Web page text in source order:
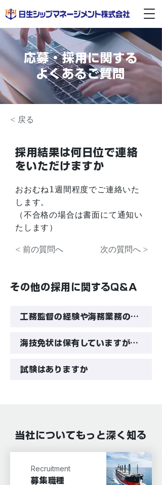
応募・採用に関する
よくあるご質問
< 戻る
採用結果は何日位で連絡
をいただけますか
おおむね1週間程度でご連絡いた
します。
（不合格の場合は書面にて通知い
たします）
< 前の質問へ 次の質問へ >
その他の採用に関するQ&A
工務監督の経験や海務業務の経験がありませんが、応募可能でしょうか
海技免状は保有していますが、乗船経験（船での就業経験）がありません。応募可能でしょうか
試験はありますか
当社についてもっと深く知る
Recruitment
募集職種